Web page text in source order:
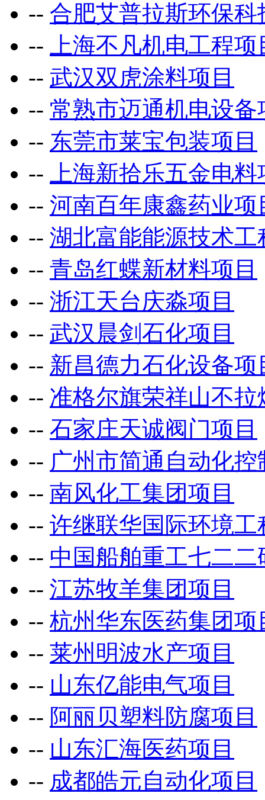
-- 合肥艾普拉斯环保科
--
上海不凡机电工程项
-- 武汉双虎涂料项目
-- 常熟市迈通机电设备
-- 东莞市莱宝包装项目
--
上海新拾乐五金电
-- 河南百年康鑫药业项
-- 湖北富能能源技术工
-- 青岛红蝶新材料项目
-- 浙江天台庆淼项目
-- 武汉晨剑石化项目
-- 新昌德力石化设备项
-- 准格尔旗荣祥山不拉
-- 石家庄天诚阀门项目
-- 广州市简通自动化控
-- 南风化工集团项目
-- 许继联华国际环境工
-- 中国船舶重工七二
-- 江苏牧羊集团项目
-- 杭州华东医药集团项
-- 莱州明波水产项目
-- 山东亿能电气项目
-- 阿丽贝塑料防腐项目
-- 山东汇海医药项目
-- 成都皓元自动化项目